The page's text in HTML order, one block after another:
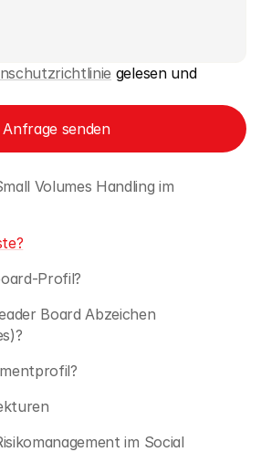
Volumes Handling im
Profil?
Board Abzeichen
im Social
gelesen und
Anfrage senden